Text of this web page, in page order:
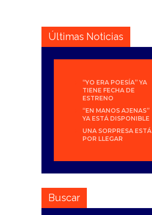
Últimas Noticias
“YO ERA POESÍA” YA
TIENE FECHA DE
ESTRENO
“EN MANOS AJENAS”
YA ESTÁ DISPONIBLE
UNA SORPRESA ESTÁ
POR LLEGAR
Buscar